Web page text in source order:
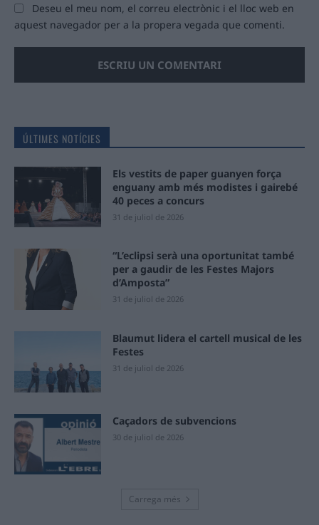
Deseu el meu nom, el correu electrònic i el lloc web en
aquest navegador per a la propera vegada que comenti.
ÚLTIMES NOTÍCIES
Els vestits de paper guanyen força
enguany amb més modistes i gairebé
40 peces a concurs
31 de juliol de 2026
“L’eclipsi serà una oportunitat també
per a gaudir de les Festes Majors
d’Amposta”
31 de juliol de 2026
Blaumut lidera el cartell musical de les
Festes
31 de juliol de 2026
Caçadors de subvencions
30 de juliol de 2026
Carrega més